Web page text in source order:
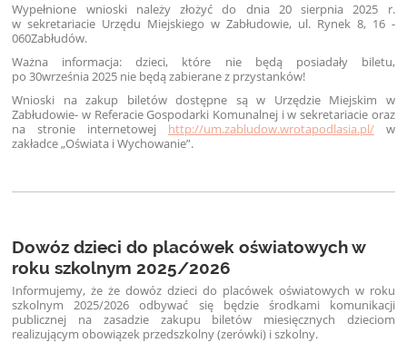
Wypełnione wnioski należy złożyć do dnia 20 sierpnia 2025 r.
wsekretariacie Urzędu Miejskiego w Zabłudowie, ul. Rynek 8, 16 -
060Zabłudów.
Ważna informacja: dzieci, które nie będą posiadały biletu,
po 30września 2025 nie będą zabierane z przystanków!
Wnioski na zakup biletów dostępne są w Urzędzie Miejskim w
Zabłudowie- w Referacie Gospodarki Komunalnej i w sekretariacie oraz
na stronie internetowej http://um.zabludow.wrotapodlasia.pl/w
zakładce „Oświata i Wychowanie”.
Dowóz dzieci do placówek oświatowych w
roku szkolnym 2025/2026
Informujemy, że że dowóz dzieci do placówek oświatowych w roku
szkolnym 2025/2026 odbywać się będzie środkami komunikacji
publicznej na zasadzie zakupu biletów miesięcznych dzieciom
realizującym obowiązek przedszkolny (zerówki) i szkolny.